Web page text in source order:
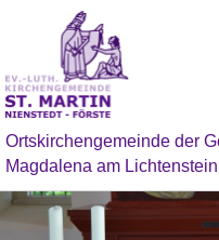
Ortskirchengemeinde der
Magdalena am Lichtenstein